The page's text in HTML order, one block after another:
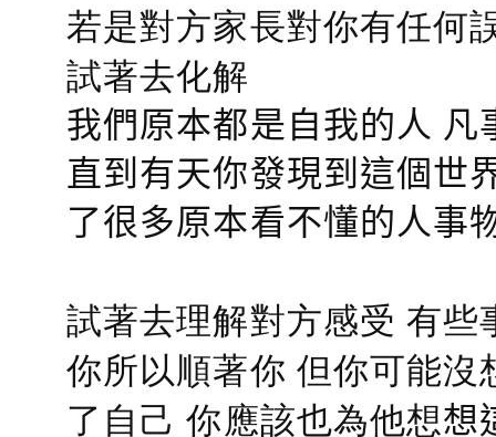
若是對方家長對你有任何
試著去化解
我們原本都是自我的人
直到有天你發現到這個世
了很多原本看不懂的人事
試著去理解對方感受 有
你所以順著你 但你可能
了自己 你應該也為他想想